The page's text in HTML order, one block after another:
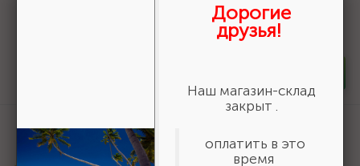
Артикул:06690
STAYER полукорпусной пистолет для
герметика Expert, антикапельная
Дорогие
друзья!
Наш магазин-склад
закрыт .
оплатить в это
время